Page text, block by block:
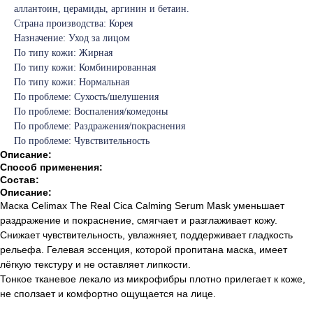
аллантоин, церамиды, аргинин и бетаин.
Страна производства: Корея
Назначение: Уход за лицом
По типу кожи: Жирная
По типу кожи: Комбинированная
По типу кожи: Нормальная
По проблеме: Сухость/шелушения
По проблеме: Воспаления/комедоны
По проблеме: Раздражения/покраснения
По проблеме: Чувствительность
Описание:
Способ применения:
Состав:
Описание:
Маска Celimax The Real Cica Calming Serum Mask уменьшает
раздражение и покраснение, смягчает и разглаживает кожу.
Снижает чувствительность, увлажняет, поддерживает гладкость
рельефа. Гелевая эссенция, которой пропитана маска, имеет
лёгкую текстуру и не оставляет липкости.
Тонкое тканевое лекало из микрофибры плотно прилегает к коже,
не сползает и комфортно ощущается на лице.